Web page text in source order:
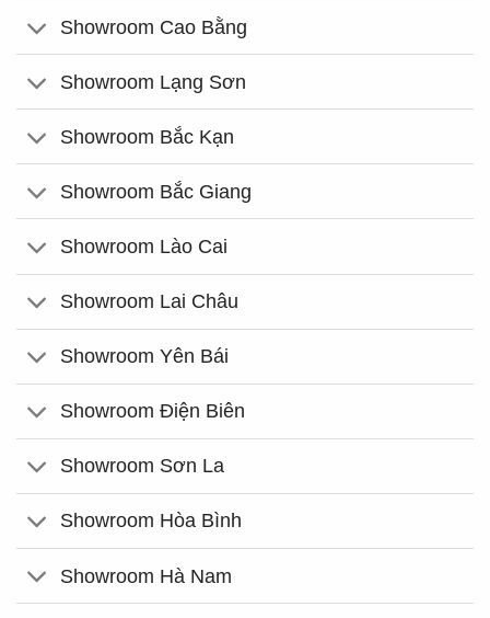
Showroom Cao Bằng
Showroom Lạng Sơn
Showroom Bắc Kạn
Showroom Bắc Giang
Showroom Lào Cai
Showroom Lai Châu
Showroom Yên Bái
Showroom Điện Biên
Showroom Sơn La
Showroom Hòa Bình
Showroom Hà Nam